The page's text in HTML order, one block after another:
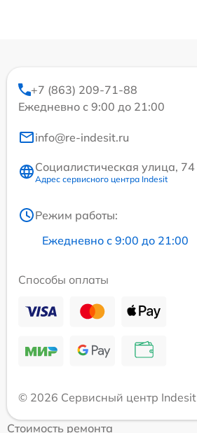
+7 (863) 209-71-88
Ежедневно с 9:00 до 21:00
info@re-indesit.ru
Социалистическая улица, 74
Адрес сервисного центра Indesit
Режим работы:
Ежедневно с 9:00 до 21:00
Способы оплаты
© 2026 Сервисный центр Indesit
Стоимость ремонта